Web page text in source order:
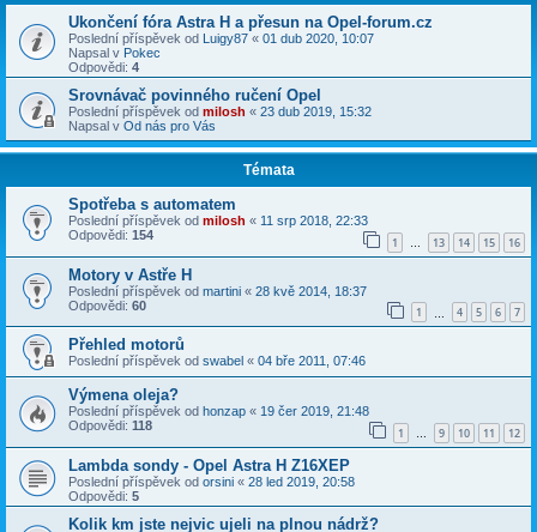
Ukončení fóra Astra H a přesun na Opel-forum.cz
Poslední příspěvek od Luigy87 « 01 dub 2020, 10:07
Napsal v Pokec
Odpovědi: 4
Srovnávač povinného ručení Opel
Poslední příspěvek od milosh « 23 dub 2019, 15:32
Napsal v Od nás pro Vás
Témata
Spotřeba s automatem
Poslední příspěvek od milosh « 11 srp 2018, 22:33
Odpovědi: 154 1 … 13 14 15 16
Motory v Astře H
Poslední příspěvek od martini « 28 kvě 2014, 18:37
Odpovědi: 60 1 4 5 6 7
Přehled motorů
Poslední příspěvek od swabel « 04 bře 2011, 07:46
Výmena oleja?
Poslední příspěvek od honzap « 19 čer 2019, 21:48
Odpovědi: 118 1 … 9 10 11 12
Lambda sondy - Opel Astra H Z16XEP
Poslední příspěvek od orsini « 28 led 2019, 20:58
Odpovědi: 5
Kolik km jste nejvic ujeli na plnou nádrž?